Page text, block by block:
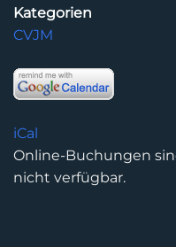
Kategorien
CVJM
iCal
Online-Buchungen
nicht verfügbar.